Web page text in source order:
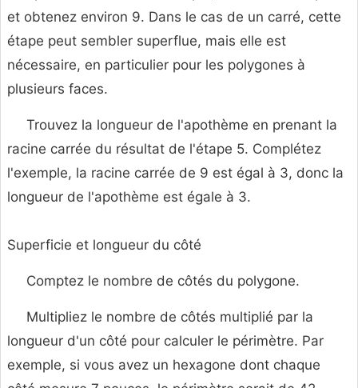
et obtenez environ 9. Dans le cas de un carré, cette
étape peut sembler superflue, mais elle est
nécessaire, en particulier pour les polygones à
plusieurs faces.
Trouvez la longueur de l'apothème en prenant la
racine carrée du résultat de l'étape 5. Complétez
l'exemple, la racine carrée de 9 est égal à 3, donc la
longueur de l'apothème est égale à 3.
Superficie et longueur du côté
Comptez le nombre de côtés du polygone.
Multipliez le nombre de côtés multiplié par la
longueur d'un côté pour calculer le périmètre. Par
exemple, si vous avez un hexagone dont chaque